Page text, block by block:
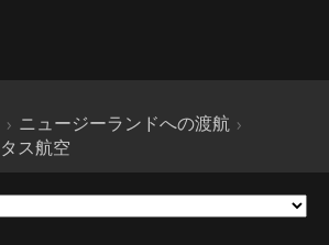
ニュージーランドへの渡航
ス航空